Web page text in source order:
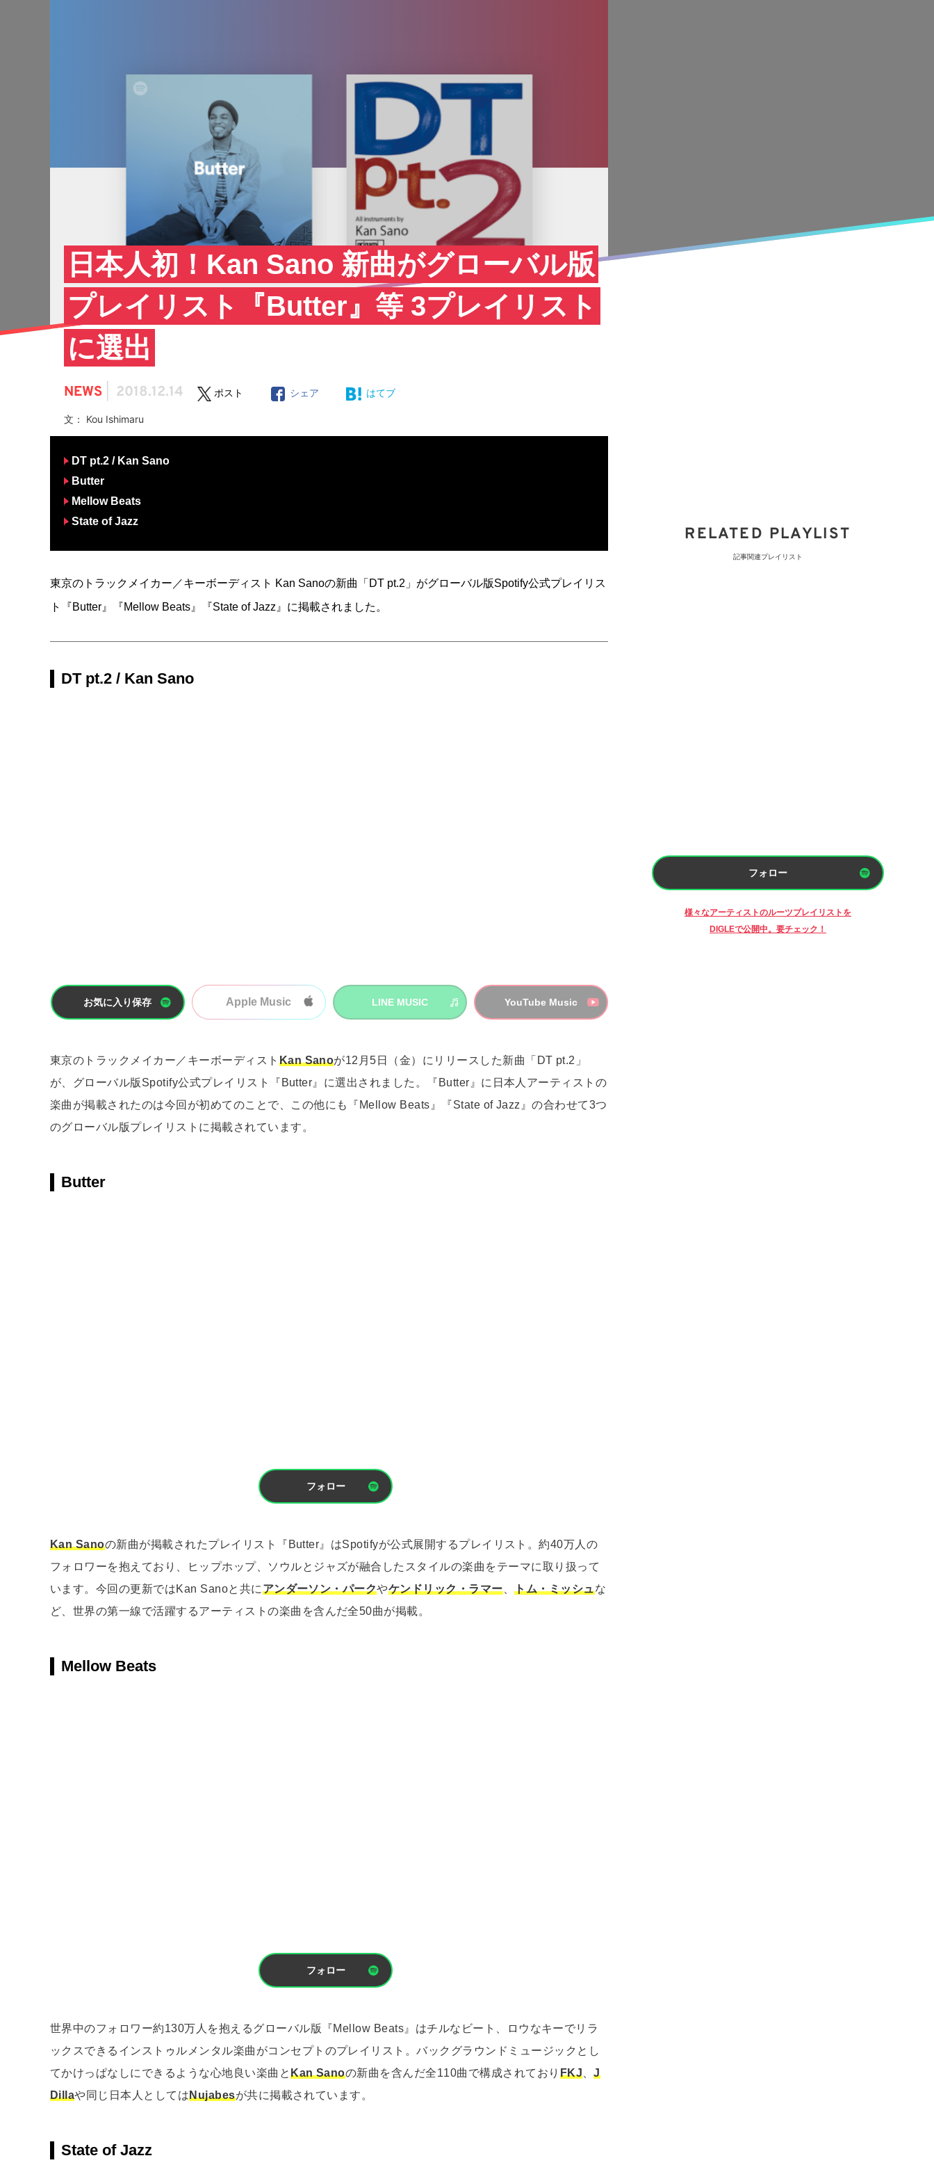
日本人初！Kan Sano 新曲がグローバル版
プレイリスト『Butter』等 3プレイリスト
に選出
NEWS 2018.12.14 ポスト シェア はてブ
文： Kou Ishimaru
DT pt.2 / Kan Sano
Butter
Mellow Beats
State of Jazz
東京のトラックメイカー／キーボーディスト Kan Sanoの新曲「DT pt.2」がグローバル版Spotify公式プレイリス
ト『Butter』『Mellow Beats』『State of Jazz』に掲載されました。
DT pt.2 / Kan Sano
お気に入り保存 Apple Music LINE MUSIC YouTube Music
東京のトラックメイカー／キーボーディスト Kan Sanoが12月5日（金）にリリースした新曲「DT pt.2」
が、グローバル版Spotify公式プレイリスト『Butter』に選出されました。『Butter』に日本人アーティストの
楽曲が掲載されたのは今回が初めてのことで、この他にも『Mellow Beats』『State of Jazz』の合わせて3つ
のグローバル版プレイリストに掲載されています。
Butter
フォロー
Kan Sanoの新曲が掲載されたプレイリスト『Butter』はSpotifyが公式展開するプレイリスト。約40万人の
フォロワーを抱えており、ヒップホップ、ソウルとジャズが融合したスタイルの楽曲をテーマに取り扱って
います。今回の更新ではKan Sanoと共にアンダーソン・パークやケンドリック・ラマー、トム・ミッシュな
ど、世界の第一線で活躍するアーティストの楽曲を含んだ全50曲が掲載。
Mellow Beats
フォロー
世界中のフォロワー約130万人を抱えるグローバル版『Mellow Beats』はチルなビート、ロウなキーでリラ
ックスできるインストゥルメンタル楽曲がコンセプトのプレイリスト。バックグラウンドミュージックとし
てかけっぱなしにできるような心地良い楽曲とKan Sanoの新曲を含んだ全110曲で構成されており FKJ 、J
Dillaや同じ日本人としてはNujabesが共に掲載されています。
State of Jazz
RELATED PLAYLIST
記事関連プレイリスト
フォロー
様々なアーティストのルーツプレイリストを
DIGLEで公開中。要チェック！